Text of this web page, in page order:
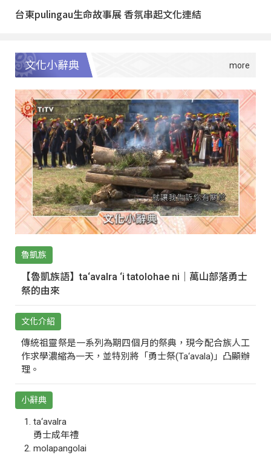
台東pulingau生命故事展 香氛串起文化連結
文化小辭典
魯凱族
【魯凱族語】ta‘avalra ‘i tatolohae ni｜萬山部落勇士
祭的由來
文化介紹
傳統祖靈祭是一系列為期四個月的祭典，現今配合族人工
作求學濃縮為一天，並特別將「勇士祭(Ta‘avala)」凸顯辦
理。
小辭典
ta‘avalra
勇士成年禮
molapangolai